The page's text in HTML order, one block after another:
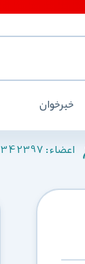
خبرخوان
اعضاء : 342397